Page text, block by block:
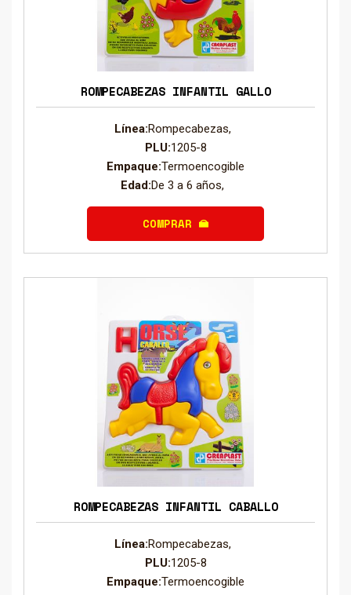
ROMPECABEZAS INFANTIL GALLO
Línea:Rompecabezas,
PLU:1205-8
Empaque:Termoencogible
Edad:De 3 a 6 años,
COMPRAR
ROMPECABEZAS INFANTIL CABALLO
Línea:Rompecabezas,
PLU:1205-8
Empaque:Termoencogible